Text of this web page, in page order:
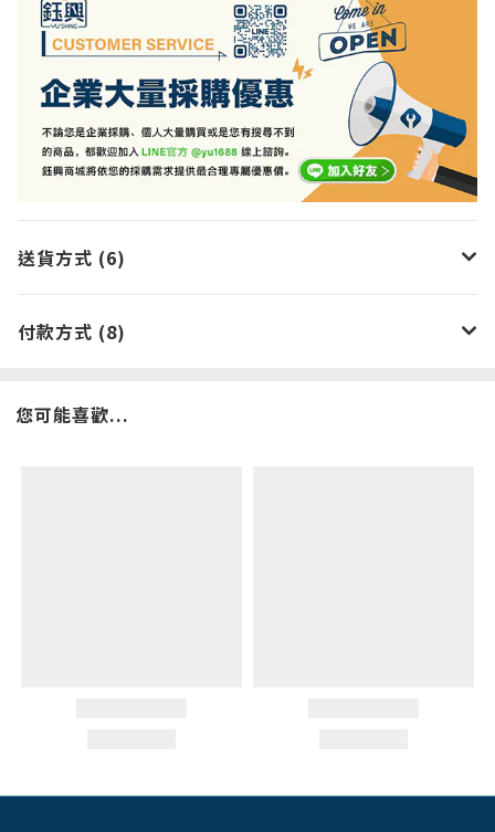
送貨方式 (6)
付款方式 (8)
您可能喜歡...